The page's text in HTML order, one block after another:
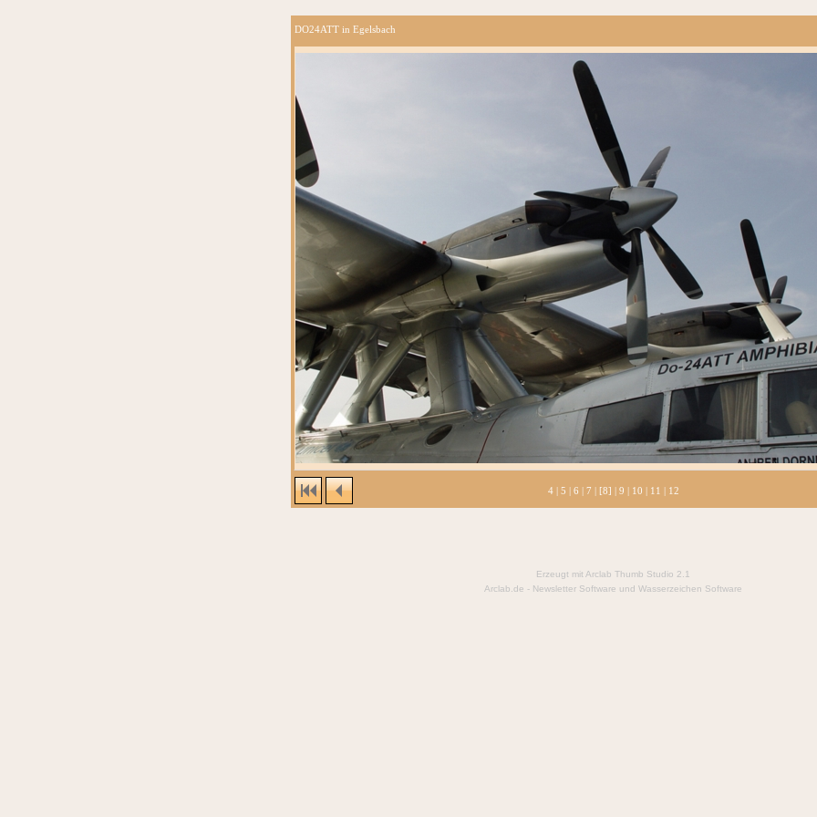
DO24ATT in Egelsbach
4| 5 | 6 | 7 | [8] | 9 | 10 | 11 | 12
Erzeugt mit Arclab Thumb Studio 2.1
Arclab.de - Newsletter Software und Wasserzeichen Software